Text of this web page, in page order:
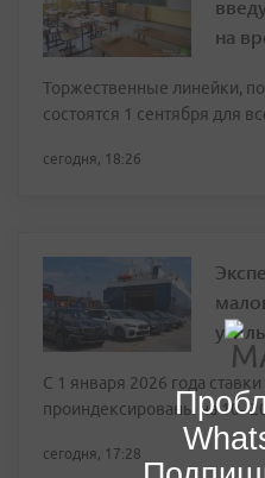
на
Торжественные линейки,
состоятся 1 сентября для
сегодня, 18:26
С 1 января 2026 года
проиндексированы на
сегодня, 17:28